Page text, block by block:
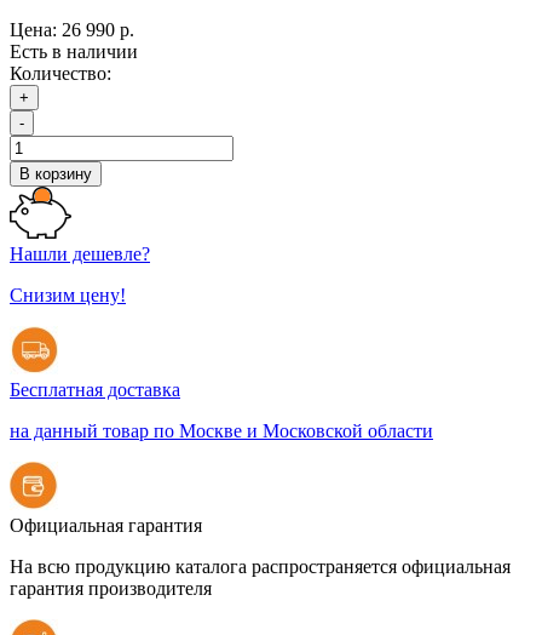
Цена: 26 990 р.
Есть в наличии
Количество:
+
-
В корзину
Нашли дешевле?
Снизим цену!
Бесплатная доставка
на данный товар по Москве и Московской области
Официальная гарантия
На всю продукцию каталога распространяется официальная
гарантия производителя